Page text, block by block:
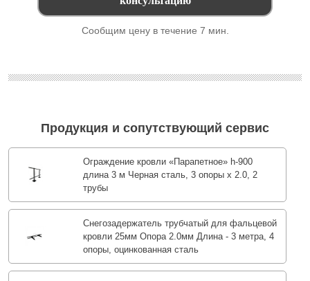
Сообщим цену в течение 7 мин.
Продукция и сопутствующий сервис
Ограждение кровли «Парапетное» h-900
длина 3 м Черная сталь, 3 опоры х 2.0, 2
трубы
Снегозадержатель трубчатый для фальцевой
кровли 25мм Опора 2.0мм Длина - 3 метра, 4
опоры, оцинкованная сталь